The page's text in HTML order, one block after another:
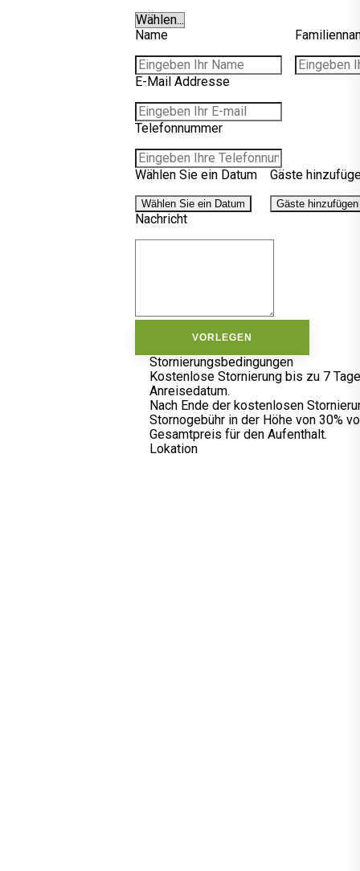
Name
E-Mail Addresse
Telefonnummer
Wählen Sie ein Datum
Wählen Sie ein Datum
Gäste
Gäste hinzufügen
Nachricht
VORLEGEN
Stornierungsbedingungen
Kostenlose Stornierung bis zu 7
Anreisedatum.
Nach Ende der kostenlosen
Stornogebühr in der Höhe von 30%
Gesamtpreis für den Aufenthalt.
Lokation